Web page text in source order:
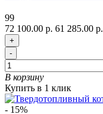
99
72 100.00 р. 61 285.00 р.
+
-
В корзину
Купить в 1 клик
- 15%